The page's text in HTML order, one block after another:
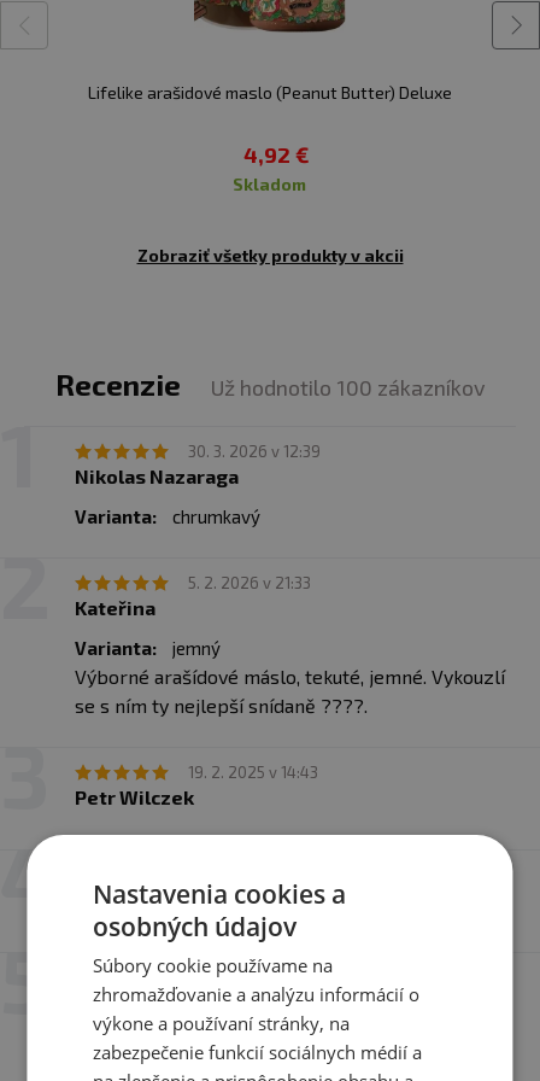
Lifelike arašidové maslo (Peanut Butter) Deluxe
4,92 €
skladom
Zobraziť všetky produkty v akcii
Recenzie Už hodnotilo 100 zákazníkov
30. 3. 2026 v 12:39
Nikolas Nazaraga
Varianta: chrumkavý
5. 2. 2026 v 21:33
Kateřina
Varianta: jemný
Výborné arašídové máslo, tekuté, jemné. Vykouzlí
se s ním ty nejlepší snídaně ????.
19. 2. 2025 v 14:43
Petr Wilczek
Petr Wilczek
10. 10. 2024 v 18:12
Lenka
Mňam
Nastavenia cookies a
osobných údajov
Súbory cookie používame na
zhromažďovanie a analýzu informácií o
výkone a používaní stránky, na
zabezpečenie funkcií sociálnych médií a